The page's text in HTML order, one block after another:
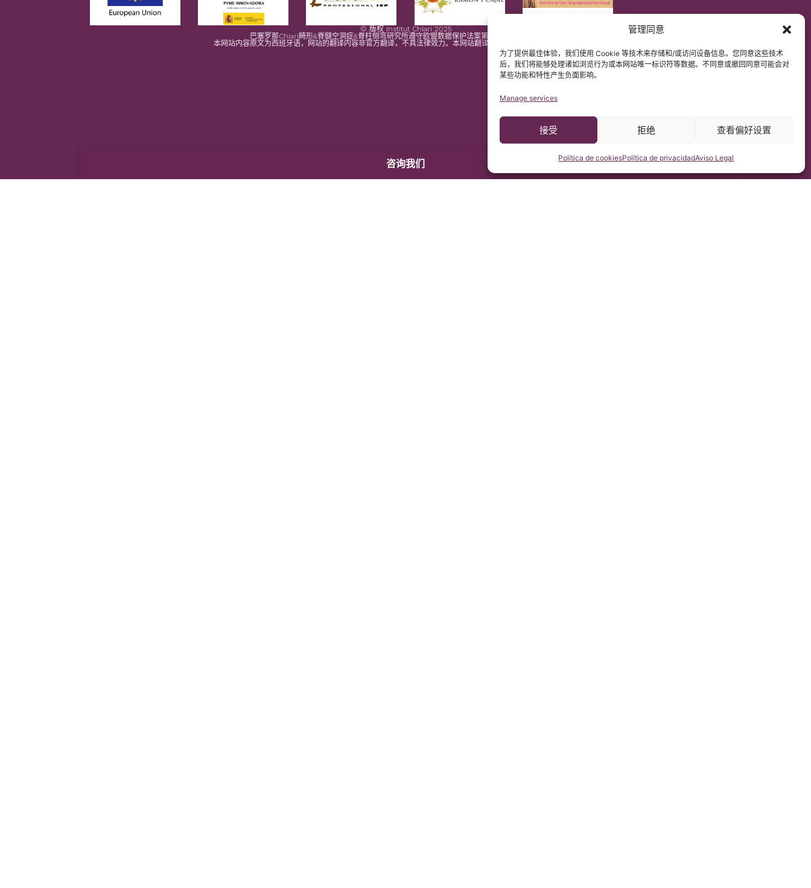
管理同意
为了提供最佳体验，我们使用 Cookie 等技术来存储和/或访问设备信息。您同意这些技术
后，我们将能够处理诸如浏览行为或本网站唯一标识符等数据。不同意或撤回同意可能会对
某些功能和特性产生负面影响。
Manage services
接受 拒绝 查看偏好设置
Política de cookiesPolítica de privacidadAviso Legal
© 版权 Institut Chiari 2025
巴塞罗那Chiari畸形&脊髓空洞症&脊柱侧弯研究所遵守欧盟数据保护法案第2016/679条（GDPR）
本网站内容原文为西班牙语，网站的翻译内容非官方翻译，不具法律效力。本网站翻译旨在帮助读者理解原文网站内容。
咨询我们